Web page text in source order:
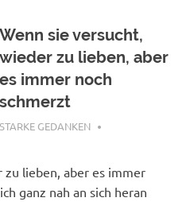
Wenn sie versucht,
wieder zu lieben, aber
es immer noch
schmerzt
JANUAR 25, 2018
STARKE GEDANKEN
zu lieben, aber es immer
ganz nah an sich heran